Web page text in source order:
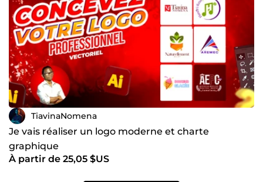
TiavinaNomena
Je vais réaliser un logo moderne et charte
graphique
À partir de 25,05 $US